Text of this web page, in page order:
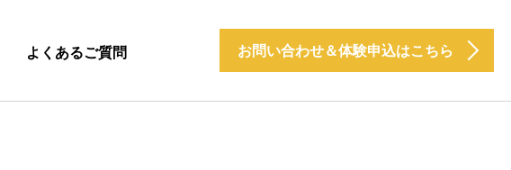
よくあるご質問 お問い合わせ＆体験申込はこちら